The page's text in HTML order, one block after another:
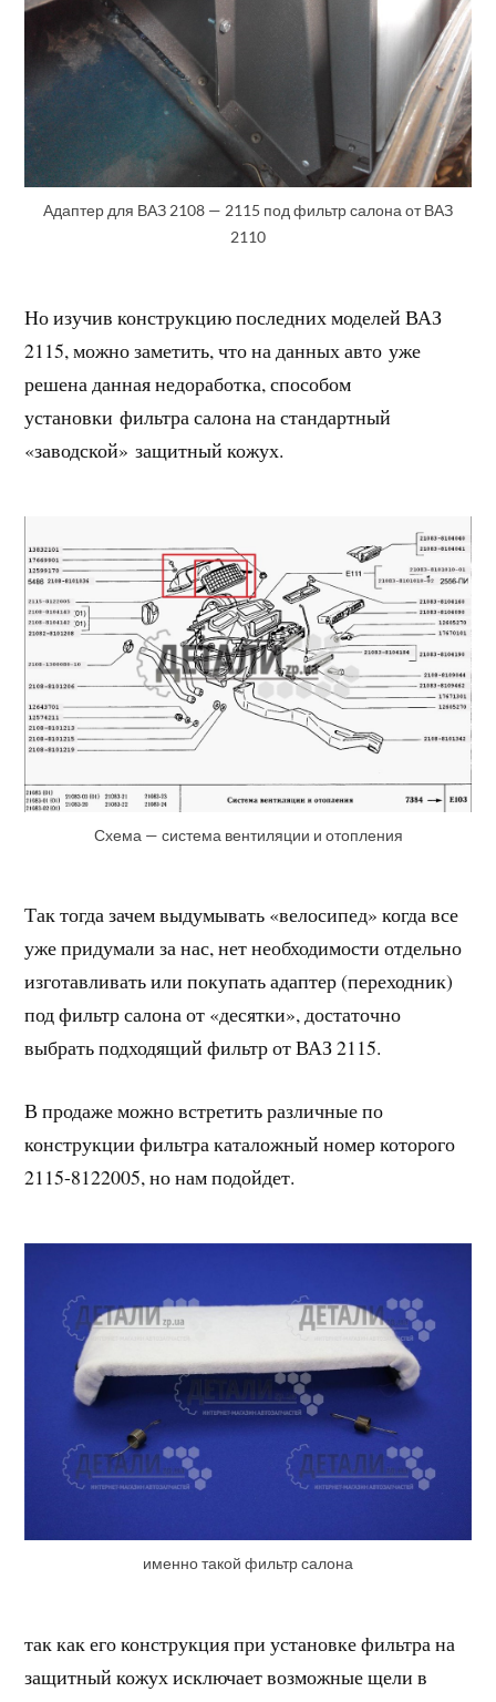
Адаптер для ВАЗ 2108 — 2115 под фильтр салона от ВАЗ
2110
Но изучив конструкцию последних моделей ВАЗ
2115, можно заметить, что на данных авто уже
решена данная недоработка, способом
установки фильтра салона на стандартный
«заводской» защитный кожух.
Схема — система вентиляции и отопления
Так тогда зачем выдумывать «велосипед» когда все
уже придумали за нас, нет необходимости отдельно
изготавливать или покупать адаптер (переходник)
под фильтр салона от «десятки», достаточно
выбрать подходящий фильтр от ВАЗ 2115.
В продаже можно встретить различные по
конструкции фильтра каталожный номер которого
2115-8122005, но нам подойдет.
именно такой фильтр салона
так как его конструкция при установке фильтра на
защитный кожух исключает возможные щели в